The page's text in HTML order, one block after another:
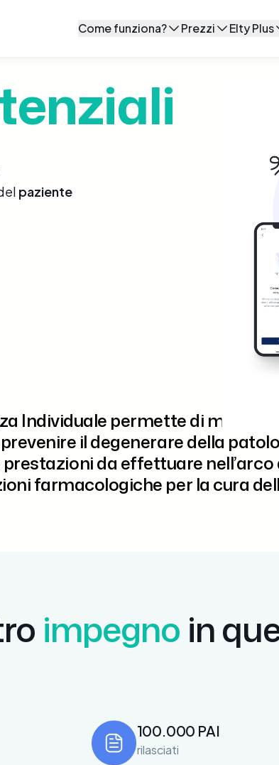
Come funziona? Prezzi Elty Plus
Blog
paziente
Individuale permette di
il degenerare della
da effettuare
farmacologiche per la cura
impegno in
100.000 PAI
rilasciati